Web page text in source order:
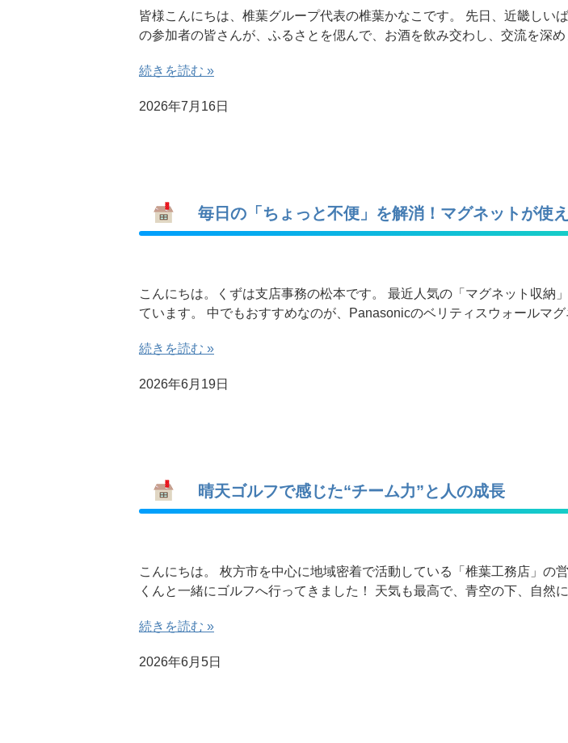
皆様こんにちは、椎葉グループ代表の椎葉かなこです。 先日、近畿しい
の参加者の皆さんが、ふるさとを偲んで、お酒を飲み交わし、交流を深
続きを読む »
2026年7月16日
毎日の「ちょっと不便」を解消！マグネットが使
こんにちは。くずは支店事務の松本です。 最近人気の「マグネット収納
ています。 中でもおすすめなのが、Panasonicのベリティスウォールマ
続きを読む »
2026年6月19日
晴天ゴルフで感じた“チーム力”と人の成長
こんにちは。 枚方市を中心に地域密着で活動している「椎葉工務店」の
くんと一緒にゴルフへ行ってきました！ 天気も最高で、青空の下、自然
続きを読む »
2026年6月5日